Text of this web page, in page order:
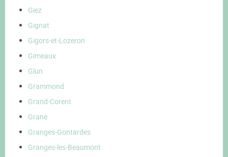
Giez
Gignat
Gigors-et-Lozeron
Gimeaux
Glun
Grammond
Grand-Corent
Grane
Granges-Gontardes
Granges-les-Beaumont